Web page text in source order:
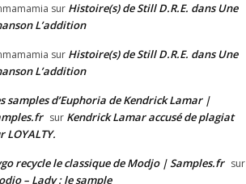
sur Histoire(s) de Still D.R.E. dans Une
L’addition
sur Histoire(s) de Still D.R.E. dans Une
L’addition
samples d’Euphoria de Kendrick Lamar |
sur Kendrick Lamar accusé de plagiat
LOYALTY.
recycle le classique de Modjo | Samples.fr sur
– Lady : le sample